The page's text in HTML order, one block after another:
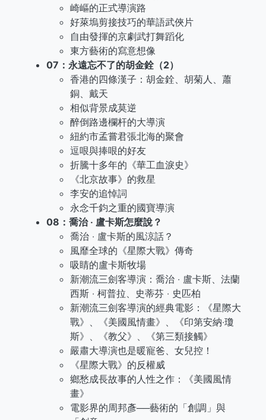
崎嶇的正式導演路
好萊塢剪接技巧的華語武俠片
自由發揮的京劇武打舞蹈化
東方藝術的寫意想像
07：永遠忘不了的胡金銓（2）
香港的四條漢子：胡金銓、胡菊人、蕭
銅、戴天
相似背景成莫逆
醉倒路邊欄杆的大導演
紐約市孟嘗君張北海的聚會
逗哏與捧哏的好友
折騰十多年的《華工血淚史》
《北京故事》的救星
李安的追悼詞
永念千鈞之重的國寶導演
08：喬治 ‧ 盧卡斯怎麼說？
喬治 ‧ 盧卡斯的風涼話？
風靡全球的《星際大戰》傳奇
吸睛的盧卡斯牧場
新潮流三劍客導演：喬治 ‧ 盧卡斯、法蘭
西斯 ‧ 柯普拉、史蒂芬 ‧ 史匹柏
新潮流三劍客導演的經典電影：《星際大
戰》、《美國風情畫》、《印第安納‧瓊
斯》、《教父》、《第三類接觸》
嚴肅大導演也是暖寵爸、女兒控！
《星際大戰》的反權威
鄉愁成長故事的人性之作：《美國風情
畫》
電影界的周邦彥──藝術的「創調」與